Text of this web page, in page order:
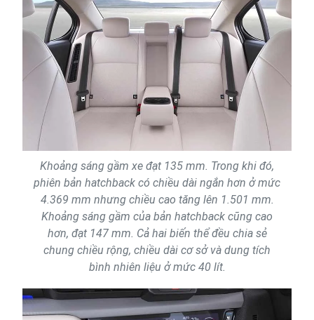
Khoảng sáng gầm xe đạt 135 mm. Trong khi đó,
phiên bản hatchback có chiều dài ngắn hơn ở mức
4.369 mm nhưng chiều cao tăng lên 1.501 mm.
Khoảng sáng gầm của bản hatchback cũng cao
hơn, đạt 147 mm. Cả hai biến thể đều chia sẻ
chung chiều rộng, chiều dài cơ sở và dung tích
bình nhiên liệu ở mức 40 lít.